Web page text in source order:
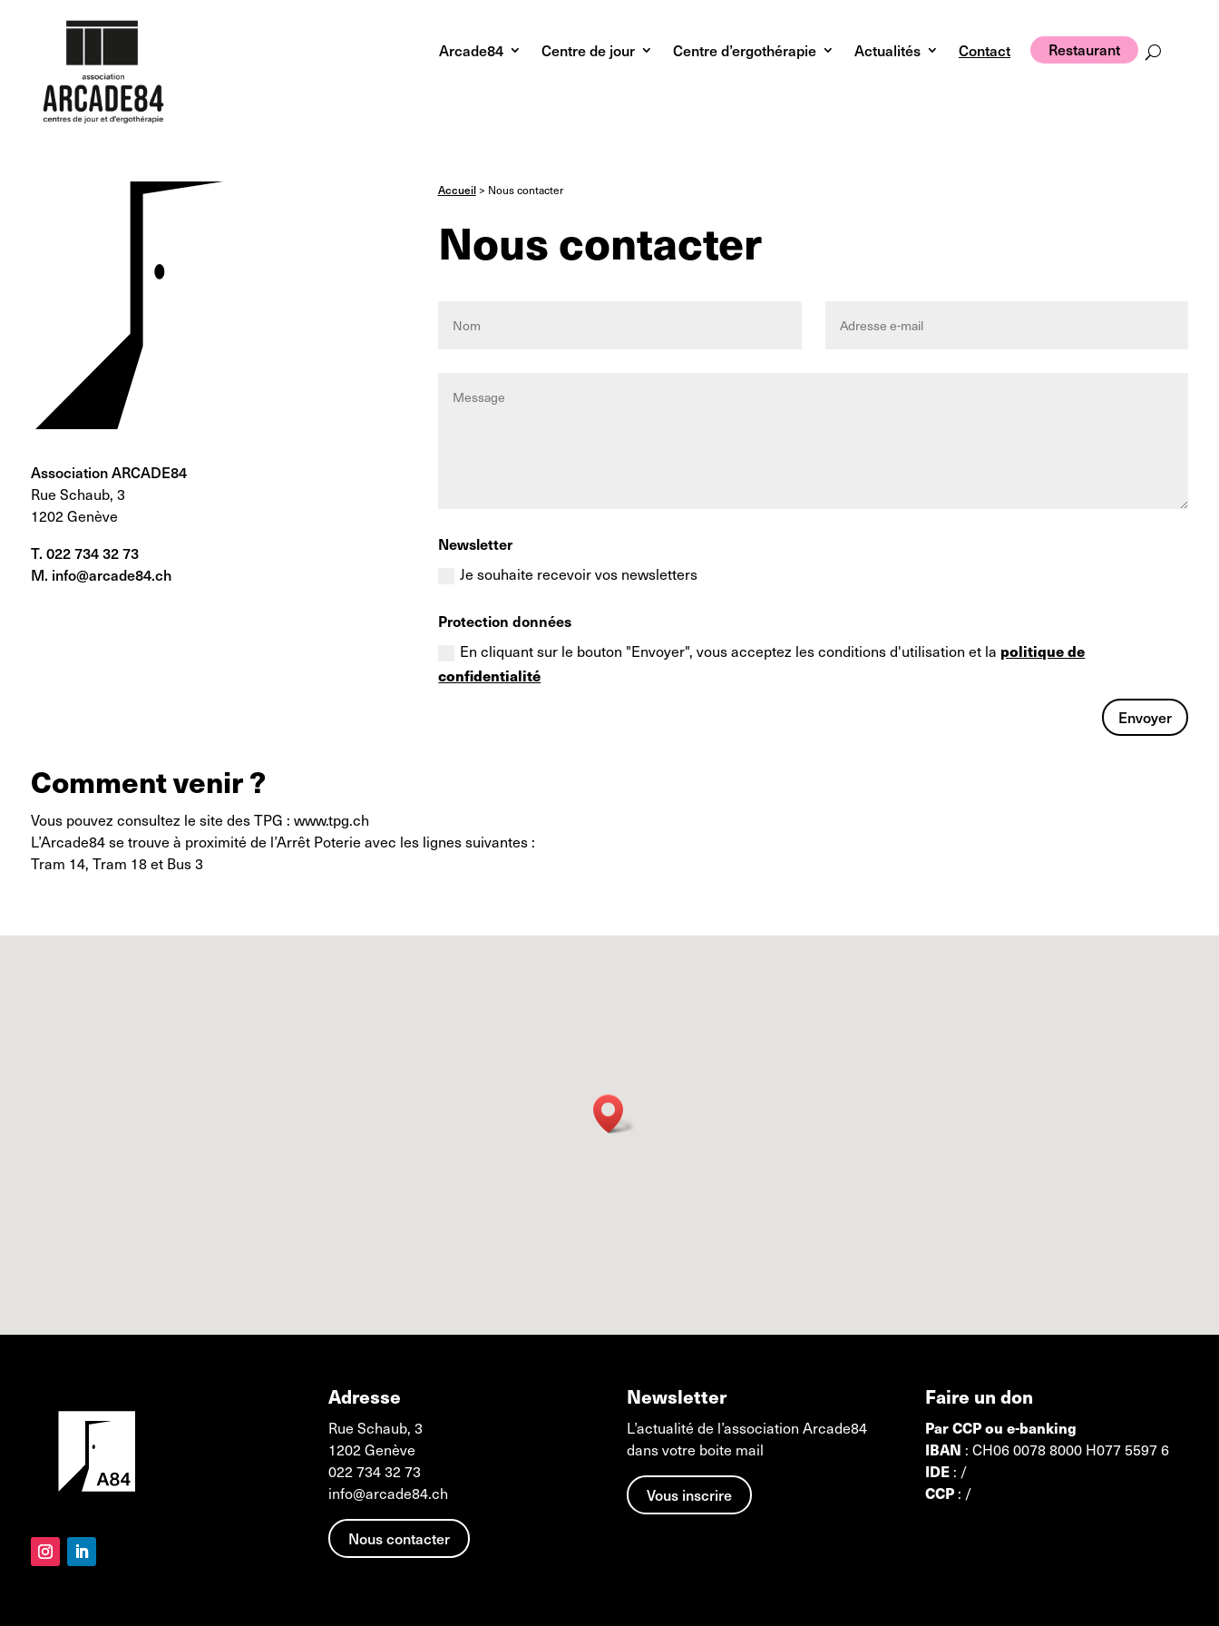
Arcade84 Centre de jour Centre d’ergothérapie Actualités Contact Restaurant
Association ARCADE84
Rue Schaub, 3
1202 Genève
T. 022 734 32 73
M. info@arcade84.ch
Accueil> Nous contacter
Nous contacter
Newsletter
Je souhaite recevoir vos newsletters
Protection données
En cliquant sur le bouton "Envoyer", vous acceptez les conditions d'utilisation et la politique de
confidentialité
Envoyer
Comment venir ?
Vous pouvez consultez le site des TPG : www.tpg.ch
L’Arcade84 se trouve à proximité de l’Arrêt Poterie avec les lignes suivantes :
Tram 14, Tram 18 et Bus 3
Adresse
Rue Schaub, 3
1202 Genève
022 734 32 73
info@arcade84.ch
Nous contacter
Newsletter
L’actualité de l’association Arcade84
dans votre boite mail
Vous inscrire
Faire un don
Par CCP ou e-banking
IBAN : CH06 0078 8000 H077 5597 6
IDE: /
CCP: /